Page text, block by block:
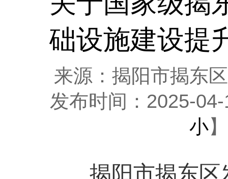
础设施建设提
来源：揭阳市揭东
发布时间：2025-
小】
揭阳市揭东